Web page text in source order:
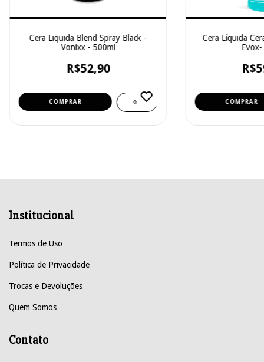
Cera Liquida Blend Spray Black -
Vonixx - 500ml
R$52,90
Cera Líquida
Institucional
Termos de Uso
Política de Privacidade
Trocas e Devoluções
Quem Somos
Contato